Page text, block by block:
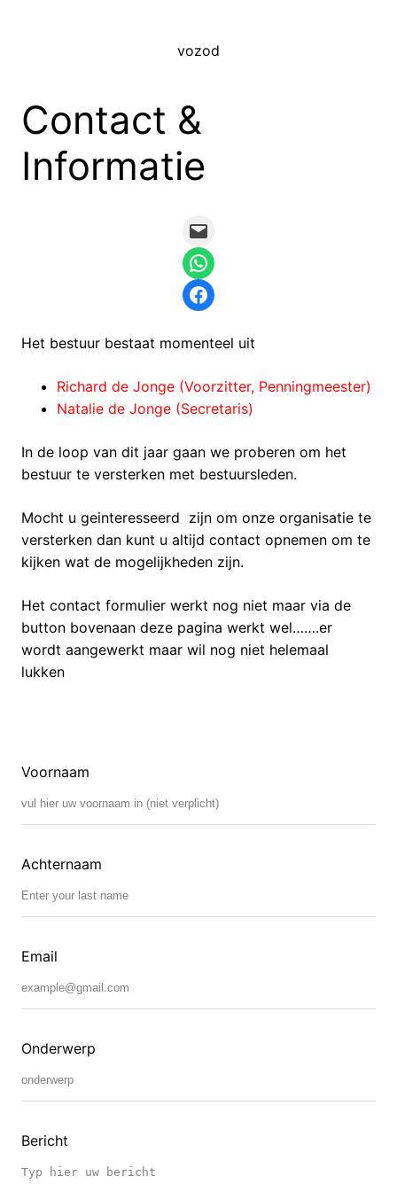
vozod
Contact &
Informatie
Mail
WhatsApp
Facebook
Het bestuur bestaat momenteel uit
Richard de Jonge (Voorzitter, Penningmeester)
Natalie de Jonge (Secretaris)
In de loop van dit jaar gaan we proberen om het
bestuur te versterken met bestuursleden.
Mocht u geinteresseerd zijn om onze organisatie te
versterken dan kunt u altijd contact opnemen om te
kijken wat de mogelijkheden zijn.
Het contact formulier werkt nog niet maar via de
button bovenaan deze pagina werkt wel…….er
wordt aangewerkt maar wil nog niet helemaal
lukken
Voornaam
Achternaam
Email
Onderwerp
Bericht